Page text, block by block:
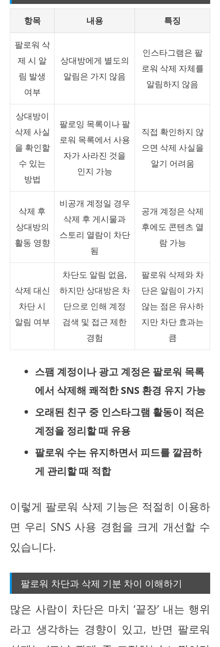
항목 내용 특징
팔로워 삭
제 시 알
림 발생
여부
상대방에게 별도의
알림은 가지 않음
인스타그램은 팔
로워 삭제 자체를
알림하지 않음
상대방이
삭제 사실
을 확인할
수 있는
방법
팔로잉 목록이나 팔
로워 목록에서 사용
자가 사라진 것을
인지 가능
직접 확인하지 않
으면 삭제 사실을
알기 어려움
삭제 후
상대방의
활동 영향
비공개 계정일 경우
삭제 후 게시물과
스토리 열람이 차단
됨
공개 계정은 삭제
후에도 콘텐츠 열
람 가능
삭제 대신
차단 시
알림 여부
차단도 알림 없음,
하지만 상대방은 차
단으로 인해 계정
검색 및 접근 제한
경험
팔로워 삭제와 차
단은 알림이 가지
않는 점은 유사하
지만 차단 효과는
큼
스팸 계정이나 광고 계정은 팔로워 목록
에서 삭제해 쾌적한 SNS 환경 유지 가능
오래된 친구 중 인스타그램 활동이 적은
계정을 정리할 때 유용
팔로워 수는 유지하면서 피드를 깔끔하
게 관리할 때 적합
이렇게 팔로워 삭제 기능은 적절히 이용하
면 우리 SNS 사용 경험을 크게 개선할 수
있습니다.
팔로워 차단과 삭제 기분 차이 이해하기
많은 사람이 차단은 마치 ‘끝장’ 내는 행위
라고 생각하는 경향이 있고, 반면 팔로워